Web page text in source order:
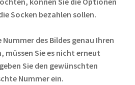
Socken bezahlen sollen.
Nummer des Bildes genau Ihren
müssen Sie es nicht erneut
Sie den gewünschten
Nummer ein.